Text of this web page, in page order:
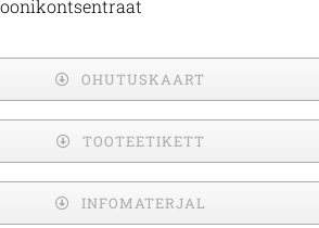
OHUTUSKAART
TOOTEETIKETT
INFOMATERJAL